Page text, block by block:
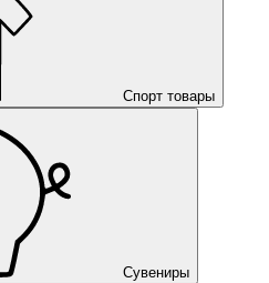
Спорт товары
Сувениры